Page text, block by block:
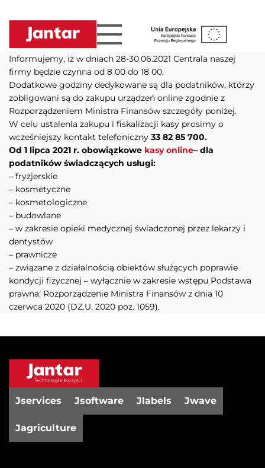
do
Informujemy, iż w dniach 28-30.06.2021 Centrala naszej
firmy będzie czynna od 8 00 do 18 00.
Dodatkowe godziny dedykowane są dla podatników, którzy
zobligowani są do zakupu urządzeń online zgodnie z
Rozporządzeniem Ministra Finansów szczegóły poniżej.
W celu ustalenia zakupu i fiskalizacji kasy prosimy o
wcześniejszy kontakt telefoniczny 33 82 85 700.
Od 1 lipca 2021 r. obowiązkowe kasy online– dla
podatników świadczących usługi:
– fryzjerskie
– kosmetyczne
– kosmetologiczne
– budowlane
– w zakresie opieki medycznej świadczonej przez lekarzy i
dentystów
– prawnicze
– związane z działalnością obiektów służących poprawie
kondycji fizycznej – wyłącznie w zakresie wstępu Podstawa
prawna: Rozporządzenie Ministra Finansów z dnia 10
czerwca 2020 (DZ.U. 2020 poz. 1059).
Jservices Jsoftware Jlabels Jwave
Jagriculture